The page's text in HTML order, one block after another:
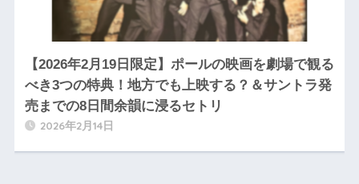
【2026年2月19日限定】ポールの映画を劇場で観る
べき3つの特典！地方でも上映する？＆サントラ発
売までの8日間余韻に浸るセトリ
2026年2月14日